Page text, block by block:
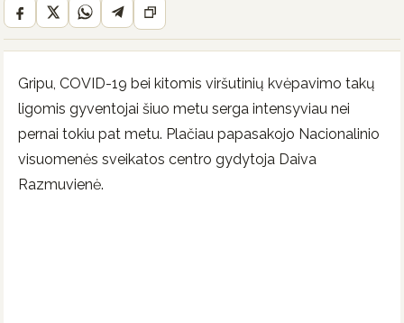
Gripu, COVID-19 bei kitomis viršutinių kvėpavimo takų
ligomis gyventojai šiuo metu serga intensyviau nei
pernai tokiu pat metu. Plačiau papasakojo Nacionalinio
visuomenės sveikatos centro gydytoja Daiva
Razmuvienė.